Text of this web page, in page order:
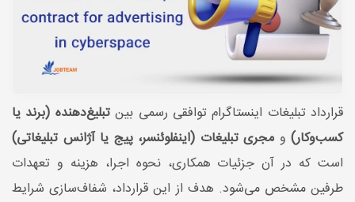
قرارداد تبلیغات اینستاگرام توافقی رسمی بینتبلیغ‌دهنده (برند یا
کسب‌وکار) و مجری تبلیغات (اینفلوئنسر، پیج یا آژانس تبلیغاتی)
است که در آن جزئیات همکاری، نحوه اجرا، هزینه و تعهدات
طرفین مشخص می‌شود. هدف از این قرارداد، شفاف‌سازی شرایط